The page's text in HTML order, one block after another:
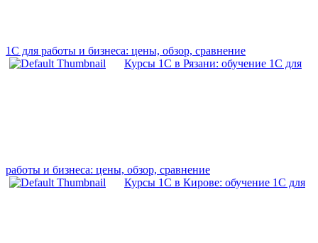
1С для работы и бизнеса: цены, обзор, сравнение
Курсы 1С в Рязани: обучение 1С для
работы и бизнеса: цены, обзор, сравнение
Курсы 1С в Кирове: обучение 1С для